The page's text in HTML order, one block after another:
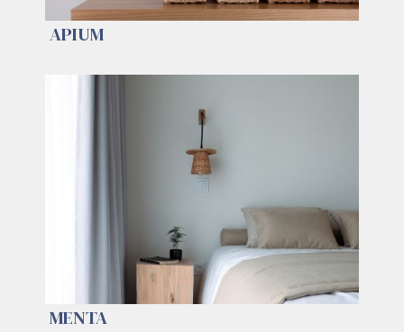
APIUM
MENTA